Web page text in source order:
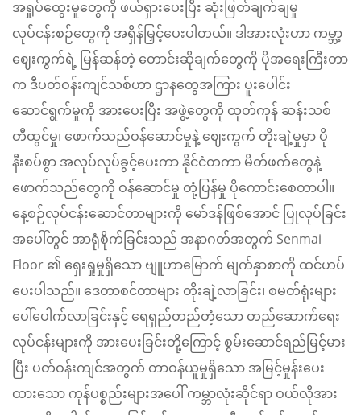
အရှုပ်ထွေးမှုတွေကို ဖယ်ရှားပေးပြီး ဆုံးဖြတ်ချက်ချမှု
လုပ်ငန်းစဉ်တွေကို အရှိန်မြှင့်ပေးပါတယ်။ ဒါအားလုံးဟာ ကမ္ဘာ့
ဈေးကွက်ရဲ့ မြန်ဆန်တဲ့ တောင်းဆိုချက်တွေကို ပိုအရေးကြီးတာ
က ဒီပတ်ဝန်းကျင်သစ်ဟာ ဌာနတွေအကြား ပူးပေါင်း
ဆောင်ရွက်မှုကို အားပေးပြီး အဖွဲ့တွေကို ထုတ်ကုန် ဆန်းသစ်
တီထွင်မှု၊ ဖောက်သည်ဝန်ဆောင်မှုနဲ့ ဈေးကွက် တိုးချဲ့မှုမှာ ပို
နီးစပ်စွာ အလုပ်လုပ်ခွင့်ပေးကာ နိုင်ငံတကာ မိတ်ဖက်တွေနဲ့
ဖောက်သည်တွေကို ဝန်ဆောင်မှု တုံ့ပြန်မှု ပိုကောင်းစေတာပါ။
နေ့စဉ်လုပ်ငန်းဆောင်တာများကို မော်ဒန်ဖြစ်အောင် ပြုလုပ်ခြင်း
အပေါ်တွင် အာရုံစိုက်ခြင်းသည် အနာဂတ်အတွက် Senmai
Floor ၏ ရှေးရှုမှုရှိသော ဗျူဟာမြောက် မျက်နှာစာကို ထင်ဟပ်
ပေးပါသည်။ ဒေတာစင်တာများ တိုးချဲ့လာခြင်း၊ စမတ်ရုံးများ
ပေါ်ပေါက်လာခြင်းနှင့် ရေရှည်တည်တံ့သော တည်ဆောက်ရေး
လုပ်ငန်းများကို အားပေးခြင်းတို့ကြောင့် စွမ်းဆောင်ရည်မြင့်မား
ပြီး ပတ်ဝန်းကျင်အတွက် တာဝန်ယူမှုရှိသော အမြင့်မှုန်းပေး
ထားသော ကုန်ပစ္စည်းများအပေါ် ကမ္ဘာလုံးဆိုင်ရာ ဝယ်လိုအား